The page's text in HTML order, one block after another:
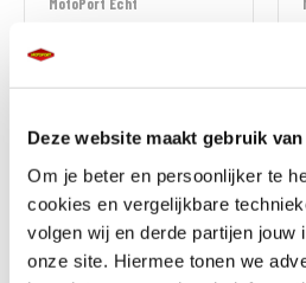
Deze website maakt gebruik
Om je beter en persoonlijker te
cookies en vergelijkbare
volgen wij en derde partijen jouw
onze site. Hiermee tonen we
Honda CMX 500 REBEL